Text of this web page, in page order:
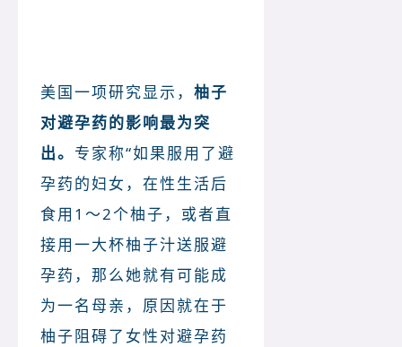
美国一项研究显示， 柚子
对避孕药的影响最为突
出。 专家称“如果服用了避
孕药的妇女，在性生活后
食用1～2个柚子，或者直
接用一大杯柚子汁送服避
孕药，那么她就有可能成
为一名母亲，原因就在于
柚子阻碍了女性对避孕药